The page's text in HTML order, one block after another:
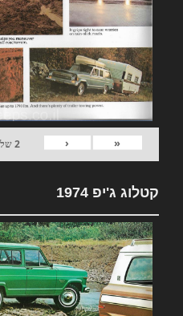
«
‹
2של
קטלוג ג'יפ 1974